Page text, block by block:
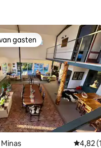
gasten
gasten
4,82